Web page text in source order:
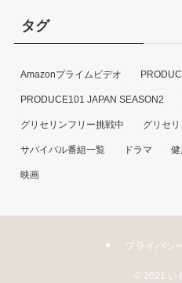
タグ
Amazonプライムビデオ
PRODUCE101 JAPAN SEASON2
グリセリンフリー挑戦中 グリセ
サバイバル番組一覧 ドラマ
映画
プライバシ
© 2021 い